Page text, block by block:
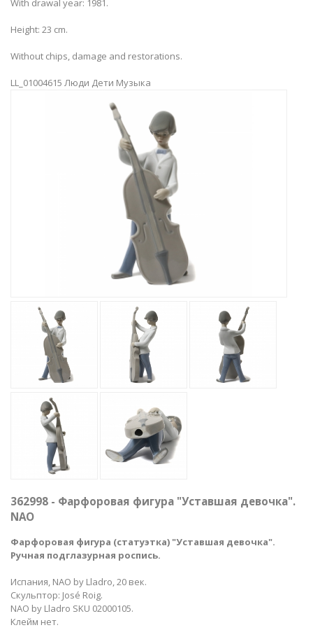
Height: 23 cm.
Without chips, damage and restorations.
LL_01004615 Люди Дети Музыка
362998 - Фарфоровая фигура "Уставшая девочка".
NAO
Фарфоровая фигура (статуэтка) "Уставшая девочка".
Ручная подглазурная роспись.
Испания, NAO by Lladro, 20 век.
Скульптор: José Roig.
NAO by Lladro SKU 02000105.
Клейм нет.